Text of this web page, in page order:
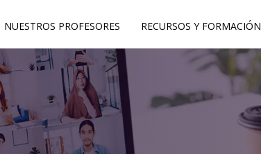
NUESTROS PROFESORES RECURSOS Y FORMACIÓN